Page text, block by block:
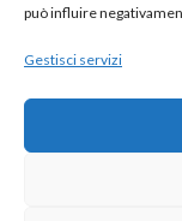
può influire
Gestisci servizi